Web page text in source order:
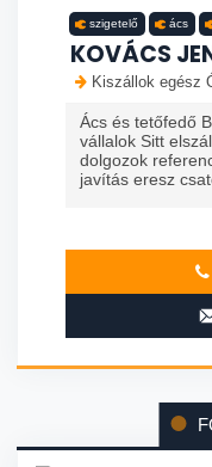
szigetelő ács
KOVÁCS
Kiszállok egész
Ács és tetőfedő
vállalok Sitt
dolgozok
javítás eresz